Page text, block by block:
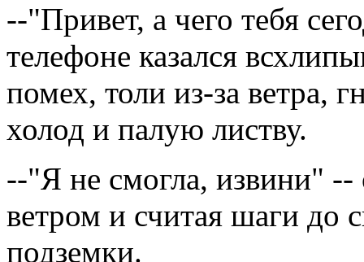
--"Привет, а чего тебя
телефоне казался
помех, толи из-за ветра,
холод и палую листву.
--"Я не смогла, извини" --
ветром и считая шаги до
подземки.